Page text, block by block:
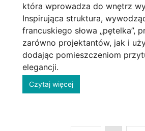
która wprowadza do wnętrz
Inspirująca struktura,
francuskiego słowa „pętelka”,
zarówno projektantów, jak i
dodając pomieszczeniom
elegancji.
Czytaj więcej